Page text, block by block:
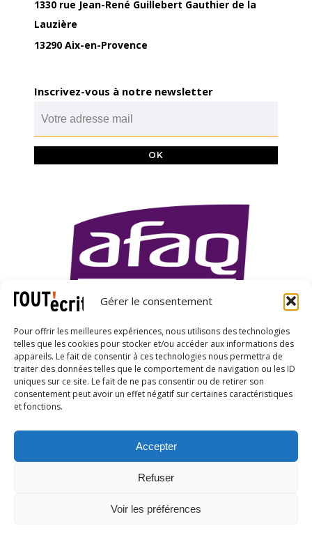
Gérer le consentement
Pour offrir les meilleures expériences, nous utilisons des technologies
telles que les cookies pour stocker et/ou accéder aux informations des
appareils. Le fait de consentir à ces technologies nous permettra de
traiter des données telles que le comportement de navigation ou les ID
uniques sur ce site. Le fait de ne pas consentir ou de retirer son
consentement peut avoir un effet négatif sur certaines caractéristiques
et fonctions.
Accepter
Refuser
Voir les préférences
1330 rue Jean-René Guillebert Gauthier de la
Lauzière
13290 Aix-en-Provence
Inscrivez-vous à notre newsletter
X LinkedIn YouTube
Conditions générales de vente
Mentions légales